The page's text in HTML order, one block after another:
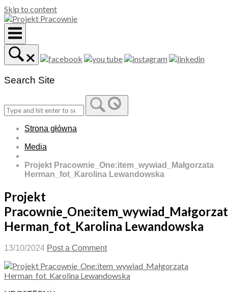
Skip to content
Search Site
Strona główna
Media
Projekt Pracownie_One:item_wywiad_Małgorzata
Herman_fot_Karolina Lewandowska
Projekt
Herman_fot_Karolina Lewandowska
13/10/2024 Post a Comment